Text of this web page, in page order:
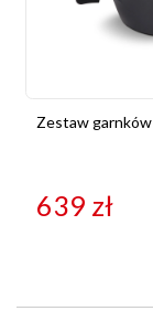
Zestaw
639 zł